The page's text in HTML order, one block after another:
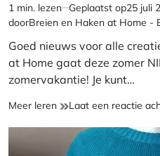
Geschatte
leestijd
1 min. lezen Geplaatst op25 juli
doorBreien en Haken at Home -
Goed nieuws voor alle
at Home gaat deze zomer
zomervakantie! Je kunt…
Meer leren Wij
hele
zomer
Laat een reactie